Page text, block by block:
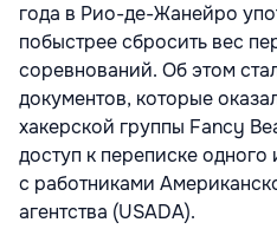
года в Рио-де-Жанейро
побыстрее сбросить вес
соревнований. Об этом
документов, которые
хакерской группы Fancy
доступ к переписке
с работниками
агентства (USADA).